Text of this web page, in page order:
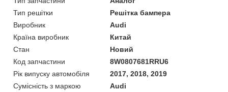
Тип решітки
Решітка бампера
Виробник
Audi
Країна виробник
Китай
Стан
Новий
Код запчастини
8W0807681RRU6
Рік випуску автомобіля
2017, 2018, 2019
Сумісність з маркою
Audi